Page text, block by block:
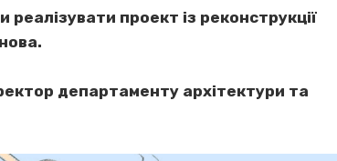
проект із реконструкції
департаменту архітектури та